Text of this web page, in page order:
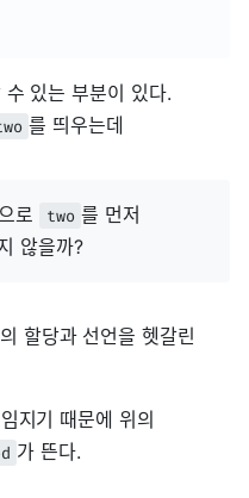
있는 부분이 있다.
를 띄우는데
으로 two 를 먼저
않을까?
할당과 선언을 헷갈린
지기 때문에 위의
가 뜬다.